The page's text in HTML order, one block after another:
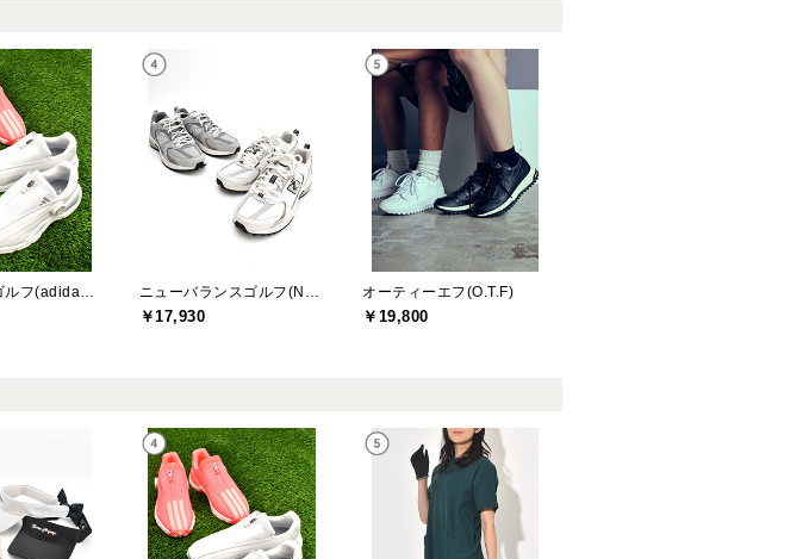
￥17,930
オーティーエフ(O.T.F)
￥19,800